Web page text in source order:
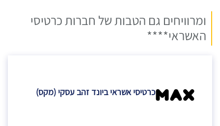
ומרוויחים גם הטבות של חברות כרטיסי
האשראי****
כרטיסי אשראי ביונד זהב עסקי (מקס)